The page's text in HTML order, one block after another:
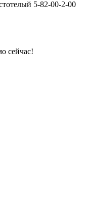
5-82-00-2-00
сейчас!